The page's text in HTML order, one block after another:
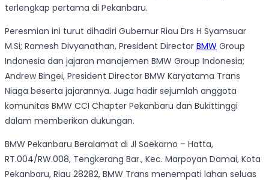
terlengkap pertama di Pekanbaru.
Peresmian ini turut dihadiri Gubernur Riau Drs H Syamsuar
M.Si; Ramesh Divyanathan, President Director BMW Group
Indonesia dan jajaran manajemen BMW Group Indonesia;
Andrew Bingei, President Director BMW Karyatama Trans
Niaga beserta jajarannya. Juga hadir sejumlah anggota
komunitas BMW CCI Chapter Pekanbaru dan Bukittinggi
dalam memberikan dukungan.
BMW Pekanbaru Beralamat di Jl Soekarno – Hatta,
RT.004/RW.008, Tengkerang Bar., Kec. Marpoyan Damai, Kota
Pekanbaru, Riau 28282, BMW Trans menempati lahan seluas